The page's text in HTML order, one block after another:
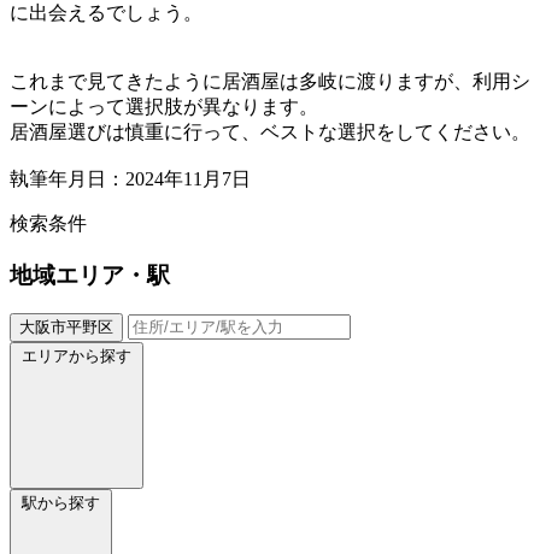
に出会えるでしょう。
これまで見てきたように居酒屋は多岐に渡りますが、利用シ
ーンによって選択肢が異なります。
居酒屋選びは慎重に行って、ベストな選択をしてください。
執筆年月日：2024年11月7日
検索条件
地域エリア・駅
大阪市平野区
エリアから探す
駅から探す